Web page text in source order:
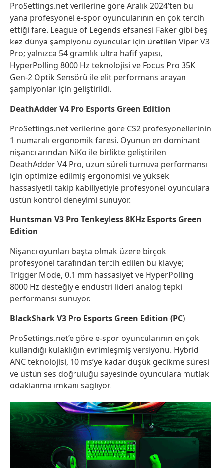
ProSettings.net verilerine göre Aralık 2024’ten bu
yana profesyonel e-spor oyuncularının en çok tercih
ettiği fare. League of Legends efsanesi Faker gibi beş
kez dünya şampiyonu oyuncular için üretilen Viper V3
Pro; yalnızca 54 gramlık ultra hafif yapısı,
HyperPolling 8000 Hz teknolojisi ve Focus Pro 35K
Gen-2 Optik Sensörü ile elit performans arayan
şampiyonlar için geliştirildi.
DeathAdder V4 Pro Esports Green Edition
ProSettings.net verilerine göre CS2 profesyonellerinin
1 numaralı ergonomik faresi. Oyunun en dominant
nişancılarından NiKo ile birlikte geliştirilen
DeathAdder V4 Pro, uzun süreli turnuva performansı
için optimize edilmiş ergonomisi ve yüksek
hassasiyetli takip kabiliyetiyle profesyonel oyunculara
üstün kontrol deneyimi sunuyor.
Huntsman V3 Pro Tenkeyless 8KHz Esports Green
Edition
Nişancı oyunları başta olmak üzere birçok
profesyonel tarafından tercih edilen bu klavye;
Trigger Mode, 0.1 mm hassasiyet ve HyperPolling
8000 Hz desteğiyle endüstri lideri analog tepki
performansı sunuyor.
BlackShark V3 Pro Esports Green Edition (PC)
ProSettings.net’e göre e-spor oyuncularının en çok
kullandığı kulaklığın evrimleşmiş versiyonu. Hybrid
ANC teknolojisi, 10 ms’ye kadar düşük gecikme süresi
ve üstün ses doğruluğu sayesinde oyunculara mutlak
odaklanma imkanı sağlıyor.